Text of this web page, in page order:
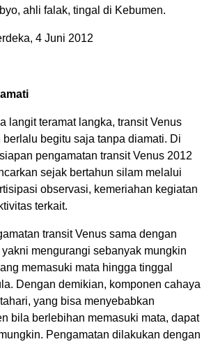
ahli falak, tingal di Kebumen.
4 Juni 2012
langit teramat langka, transit Venus
begitu saja tanpa diamati. Di
pengamatan transit Venus 2012
sejak bertahun silam melalui
observasi, kemeriahan kegiatan
terkait.
transit Venus sama dengan
mengurangi sebanyak mungkin
memasuki mata hingga tinggal
Dengan demikian, komponen cahaya
yang bisa menyebabkan
bila berlebihan memasuki mata, dapat
Pengamatan dilakukan dengan